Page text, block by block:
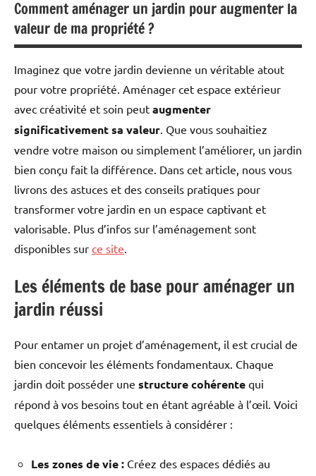
Comment aménager un jardin pour augmenter la
valeur de ma propriété ?
Imaginez que votre jardin devienne un véritable atout
pour votre propriété. Aménager cet espace extérieur
avec créativité et soin peut augmenter
significativement sa valeur. Que vous souhaitiez
vendre votre maison ou simplement l’améliorer, un jardin
bien conçu fait la différence. Dans cet article, nous vous
livrons des astuces et des conseils pratiques pour
transformer votre jardin en un espace captivant et
valorisable. Plus d’infos sur l’aménagement sont
disponibles sur ce site.
Les éléments de base pour aménager un
jardin réussi
Pour entamer un projet d’aménagement, il est crucial de
bien concevoir les éléments fondamentaux. Chaque
jardin doit posséder une structure cohérente qui
répond à vos besoins tout en étant agréable à l’œil. Voici
quelques éléments essentiels à considérer :
Les zones de vie : Créez des espaces dédiés au